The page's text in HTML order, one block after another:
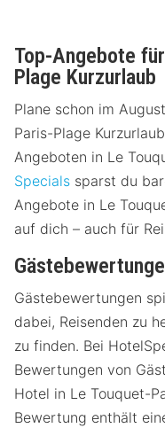
Top-Angebote
Plage Kurzurlaub
Plane schon im
Paris-Plage
Angeboten in Le
Specials sparst du
Angebote in Le
auf dich – auch für
Gästebewertungen
dabei, Reisenden zu
zu finden. Bei
Bewertungen von
Hotel in Le Touquet-
Bewertung enthält